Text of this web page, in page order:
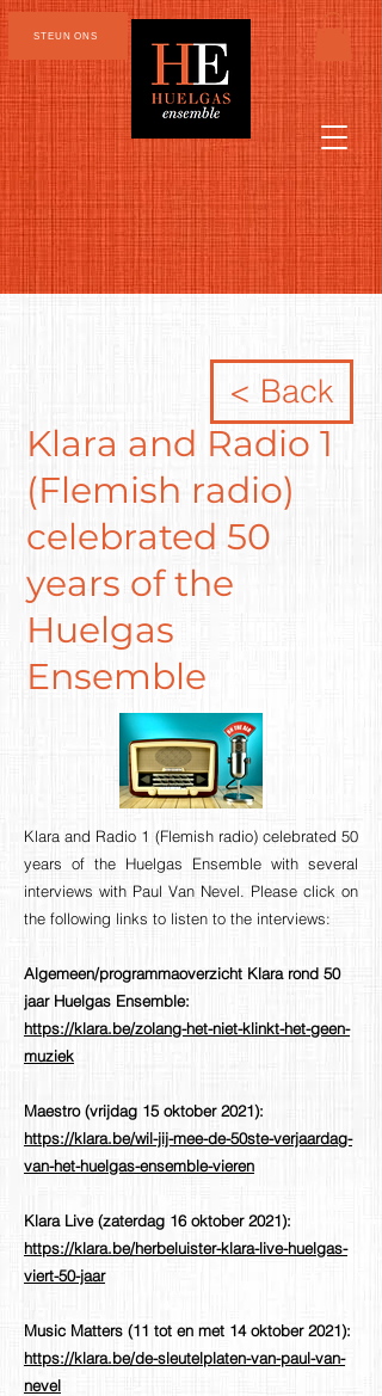
STEUN ONS
< Back
Klara and Radio 1
(Flemish radio)
celebrated 50
years of the
Huelgas
Ensemble
Klara and Radio 1 (Flemish radio) celebrated 50
years of the Huelgas Ensemble with several
interviews with Paul Van Nevel. Please click on
the following links to listen to the interviews:
Algemeen/programmaoverzicht Klara rond 50
jaar Huelgas Ensemble:
https://klara.be/zolang-het-niet-klinkt-het-geen-
muziek
Maestro (vrijdag 15 oktober 2021):
https://klara.be/wil-jij-mee-de-50ste-verjaardag-
van-het-huelgas-ensemble-vieren
Klara Live (zaterdag 16 oktober 2021):
https://klara.be/herbeluister-klara-live-huelgas-
viert-50-jaar
Music Matters (11 tot en met 14 oktober 2021):
https://klara.be/de-sleutelplaten-van-paul-van-
nevel